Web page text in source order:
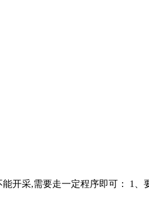
开采,需要走一定程序即可： 1、